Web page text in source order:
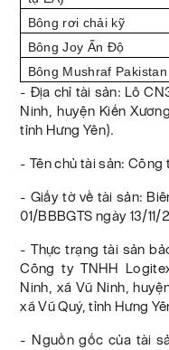
Bông rơi chải kỹ
Bông Joy Ấn Độ
Bông Mushraf Pakistan
- Địa chỉ tài sản: Lô
Ninh, huyện Kiến
tỉnh Hưng Yên).
- Tên chủ tài sản:
- Giấy tờ về tài sản:
01/BBBGTS ngày 13/11/
- Thực trạng tài sản
Công ty TNHH
Ninh, xã Vũ Ninh,
xã Vũ Quý, tỉnh Hưng
- Nguồn gốc của tài